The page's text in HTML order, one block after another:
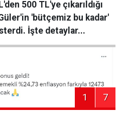
500 TL'ye çıkarıldığı
'bütçemiz bu kadar'
İşte detaylar...
1 7